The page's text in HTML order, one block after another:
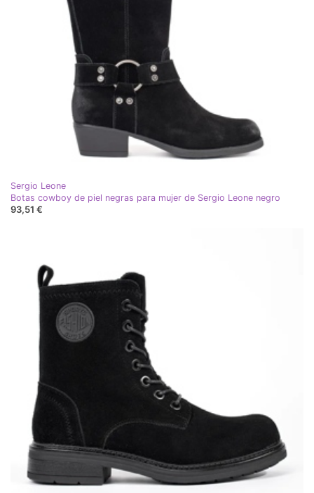
Sergio Leone
Botas cowboy de piel negras para mujer de Sergio Leone negro
93,51 €